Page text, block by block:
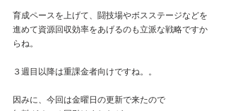
育成ペースを上げて、闘技場やボスステージなどを
進めて資源回収効率をあげるのも立派な戦略ですか
らね。
３週目以降は重課金者向けですね。。
因みに、今回は金曜日の更新で来たので